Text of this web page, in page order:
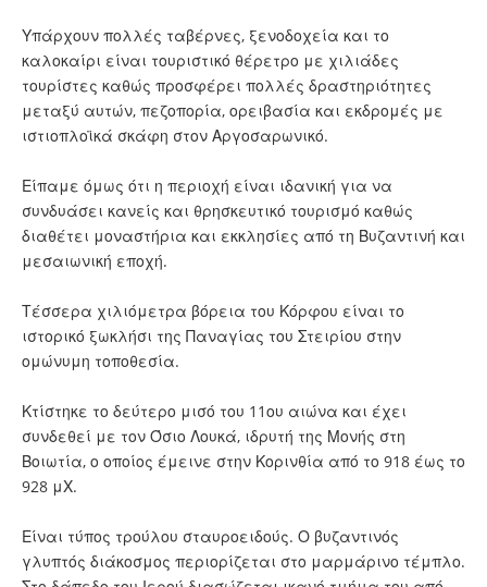
Υπάρχουν πολλές ταβέρνες, ξενοδοχεία και το
καλοκαίρι είναι τουριστικό θέρετρο με χιλιάδες
τουρίστες καθώς προσφέρει πολλές δραστηριότητες
μεταξύ αυτών, πεζοπορία, ορειβασία και εκδρομές με
ιστιοπλοϊκά σκάφη στον Αργοσαρωνικό.
Είπαμε όμως ότι η περιοχή είναι ιδανική για να
συνδυάσει κανείς και θρησκευτικό τουρισμό καθώς
διαθέτει μοναστήρια και εκκλησίες από τη Βυζαντινή και
μεσαιωνική εποχή.
Τέσσερα χιλιόμετρα βόρεια του Κόρφου είναι το
ιστορικό ξωκλήσι της Παναγίας του Στειρίου στην
ομώνυμη τοποθεσία.
Κτίστηκε το δεύτερο μισό του 11ου αιώνα και έχει
συνδεθεί με τον Όσιο Λουκά, ιδρυτή της Μονής στη
Βοιωτία, ο οποίος έμεινε στην Κορινθία από το 918 έως το
928 μΧ.
Είναι τύπος τρούλου σταυροειδούς. Ο βυζαντινός
γλυπτός διάκοσμος περιορίζεται στο μαρμάρινο τέμπλο.